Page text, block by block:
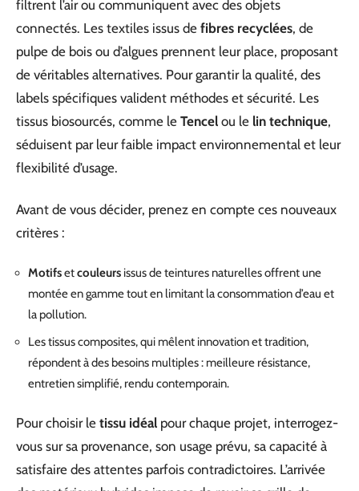
filtrent l’air ou communiquent avec des objets
connectés. Les textiles issus de fibres recyclées, de
pulpe de bois ou d’algues prennent leur place, proposant
de véritables alternatives. Pour garantir la qualité, des
labels spécifiques valident méthodes et sécurité. Les
tissus biosourcés, comme le Tencel ou le lin technique,
séduisent par leur faible impact environnemental et leur
flexibilité d’usage.
Avant de vous décider, prenez en compte ces nouveaux
critères :
Motifsetcouleurs issus de teintures naturelles offrent une
montée en gamme tout en limitant la consommation d’eau et
la pollution.
Les tissus composites, qui mêlent innovation et tradition,
répondent à des besoins multiples : meilleure résistance,
entretien simplifié, rendu contemporain.
Pour choisir le tissu idéal pour chaque projet, interrogez-
vous sur sa provenance, son usage prévu, sa capacité à
satisfaire des attentes parfois contradictoires. L’arrivée